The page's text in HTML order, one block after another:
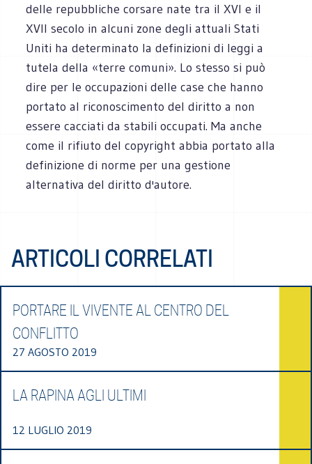
delle repubbliche corsare nate tra il XVI e il
XVII secolo in alcuni zone degli attuali Stati
Uniti ha determinato la definizioni di leggi a
tutela della «terre comuni». Lo stesso si può
dire per le occupazioni delle case che hanno
portato al riconoscimento del diritto a non
essere cacciati da stabili occupati. Ma anche
come il rifiuto del copyright abbia portato alla
definizione di norme per una gestione
alternativa del diritto d'autore.
ARTICOLI CORRELATI
PORTARE IL VIVENTE AL CENTRO DEL
CONFLITTO
27 AGOSTO 2019
LA RAPINA AGLI ULTIMI
12 LUGLIO 2019